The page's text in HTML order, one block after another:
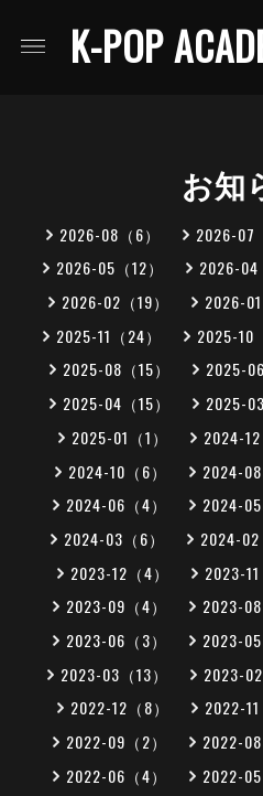
K-POP
お知
2026-08（6） 2026-07
2026-05（12）
2026-04
2026-02（19）
2026-01
2025-11（24）
2025-10
2025-08（15）
2025-
2025-04（15）
2025-
2025-01（1）
2024-12
2024-10（6）
2024-08
2024-06（4）
2024-05
2024-03（6）
2024-02
2023-12（4）
2023-11
2023-09（4）
2023-08
2023-06（3）
2023-05
2023-03（13）
2023-02
2022-12（8）
2022-11
2022-09（2）
2022-08
2022-06（4）
2022-05